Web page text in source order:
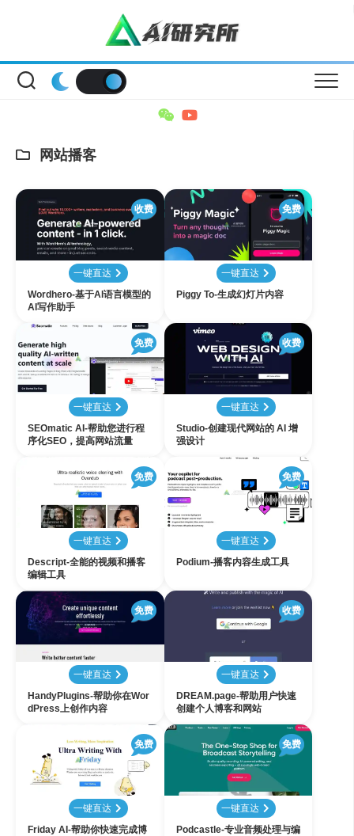
网站播客
收费
一键直达
Wordhero-基于AI语言模型的
AI写作助手
免费
一键直达
Piggy To-生成幻灯片内容
免费
一键直达
SEOmatic AI-帮助您进行程
序化SEO，提高网站流量
收费
一键直达
Studio-创建现代网站的 AI 增
强设计
免费
一键直达
Descript-全能的视频和播客
编辑工具
免费
一键直达
Podium-播客内容生成工具
免费
一键直达
HandyPlugins-帮助你在Wor
dPress上创作内容
收费
一键直达
DREAM.page-帮助用户快速
创建个人博客和网站
免费
一键直达
Friday AI-帮助你快速完成博
免费
一键直达
Podcastle-专业音频处理与编